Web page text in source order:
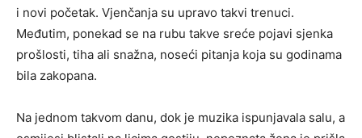
i novi početak. Vjenčanja su upravo takvi trenuci.
Međutim, ponekad se na rubu takve sreće pojavi sjenka
prošlosti, tiha ali snažna, noseći pitanja koja su godinama
bila zakopana.
Na jednom takvom danu, dok je muzika ispunjavala salu, a